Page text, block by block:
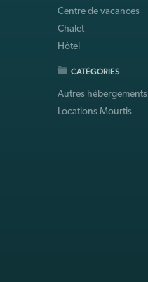
Centre de vacances
Chalet
Hôtel
CATÉGORIES
Autres hébergements
Locations Mourtis